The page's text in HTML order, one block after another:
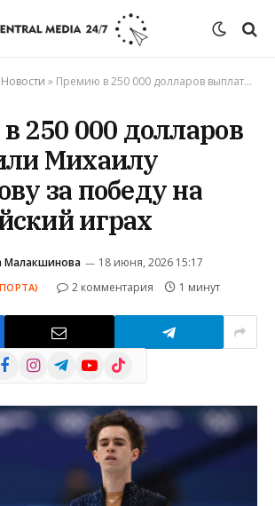
Новости » Премию в 250 000 долларов выплатили Михаилу Шайдорову за победу на Олимпийский играх
250 000 долларов
Михаилу
за победу на
играх
Малакшинова 18 июня, 2026 15:17
2 комментария 1 минут
InstagramTelegramYouTube
TikTok